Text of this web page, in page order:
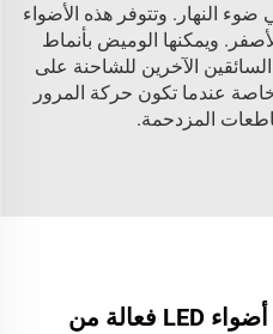
النهار. وتتوفر هذه الأضواء
ويمكنها الوميض بأنماط
الآخرين للشاحنة على
خاصة عندما تكون حركة المرور
المزدحمة.
أضواء LED فعالة من